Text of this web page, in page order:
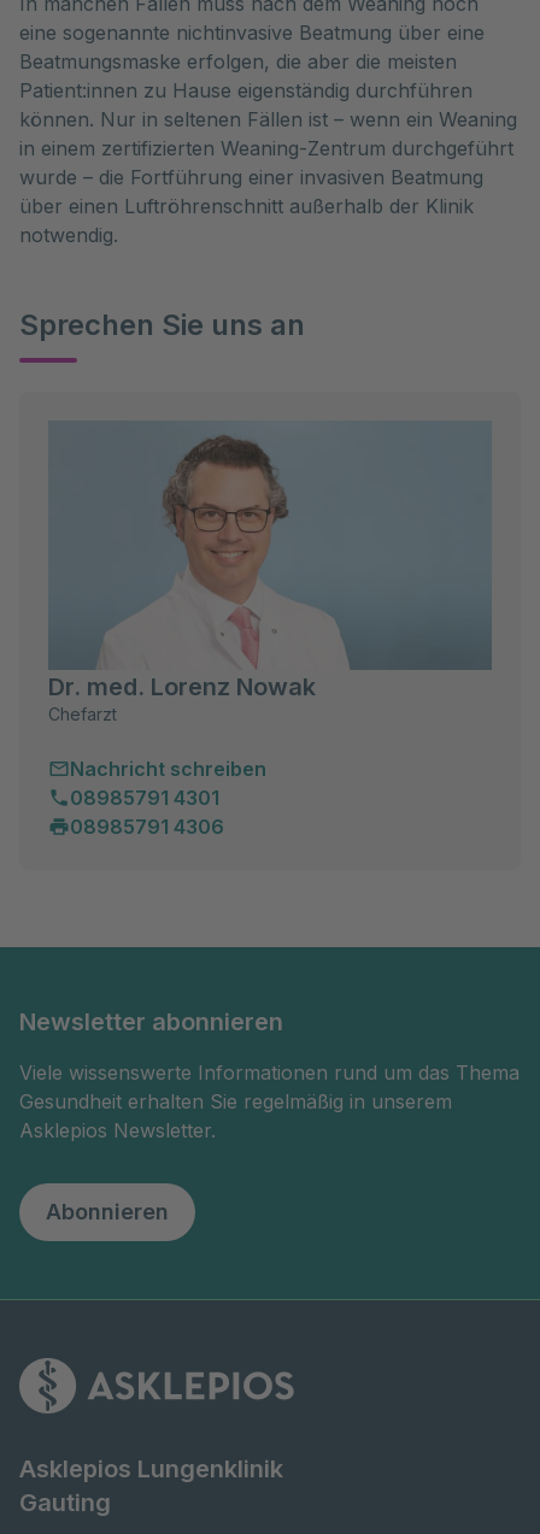
eine sogenannte nichtinvasive Beatmung über eine
Beatmungsmaske erfolgen, die aber die meisten
Patient:innen zu Hause eigenständig durchführen
können. Nur in seltenen Fällen ist – wenn ein Weaning
in einem zertifizierten Weaning-Zentrum durchgeführt
wurde – die Fortführung einer invasiven Beatmung
über einen Luftröhrenschnitt außerhalb der Klinik
notwendig.
Sprechen Sie uns an
Dr. med. Lorenz Nowak
Chefarzt
Nachricht schreiben
08985791 4301
08985791 4306
Newsletter abonnieren
Viele wissenswerte Informationen rund um das Thema
Gesundheit erhalten Sie regelmäßig in unserem
Asklepios Newsletter.
Abonnieren
Asklepios Lungenklinik
Gauting